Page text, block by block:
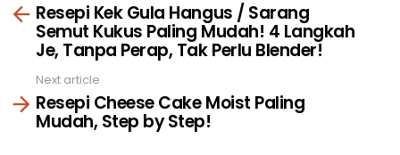
moreResepi Kek Gula Hangus / Sarang
Semut Kukus Paling Mudah! 4 Langkah
Je, Tanpa Perap, Tak Perlu Blender!
Next article
Resepi Cheese Cake Moist Paling
Mudah, Step by Step!